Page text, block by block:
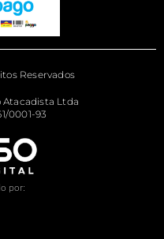
Reservados
Atacadista Ltda
0001-93
por: